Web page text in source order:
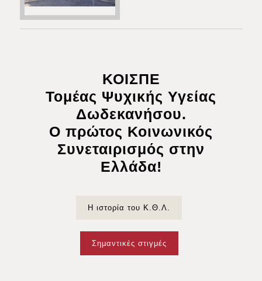
ΚΟΙΣΠΕ
Τομέας Ψυχικής Υγείας
Δωδεκανήσου.
Ο πρώτος Κοινωνικός
Συνεταιρισμός στην
Ελλάδα!
Η ιστορία του Κ.Θ.Λ.
Σημαντικές στιγμές